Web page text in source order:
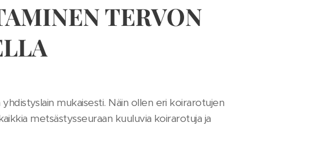
TERVON
mukaisesti. Näin ollen eri koirarotujen
metsästysseuraan kuuluvia koirarotuja ja